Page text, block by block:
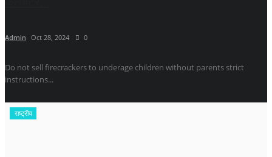
Admin Oct 28, 2024 0
Do not sell firecrackers to underage children without parents strict
instructions...
राष्ट्रीय